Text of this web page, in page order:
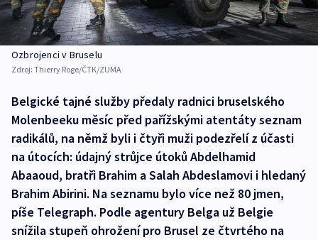
Ozbrojenci v Bruselu
Zdroj: Thierry Roge/ČTK/ZUMA
Belgické tajné služby předaly radnici bruselského
Molenbeeku měsíc před pařížskými atentáty seznam
radikálů, na němž byli i čtyři muži podezřelí z účasti
na útocích: údajný strůjce útoků Abdelhamid
Abaaoud, bratři Brahim a Salah Abdeslamovi i hledaný
Brahim Abirini. Na seznamu bylo více než 80 jmen,
píše Telegraph. Podle agentury Belga už Belgie
snížila stupeň ohrožení pro Brusel ze čtvrtého na